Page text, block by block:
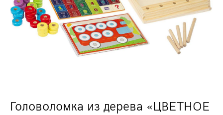
Головоломка из дерева «ЦВЕТНОЕ